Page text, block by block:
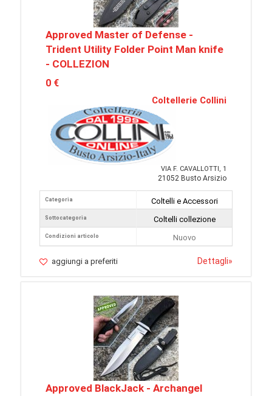
Approved Master of Defense -
Trident Utility Folder Point Man knife
- COLLEZION
0 €
Coltellerie Collini
VIA F. CAVALLOTTI, 1
21052 Busto Arsizio
Categoria
Sottocategoria
Condizioni articolo
Coltelli e Accessori
Coltelli collezione
Nuovo
aggiungi a preferiti Dettagli»
Approved BlackJack - Archangel